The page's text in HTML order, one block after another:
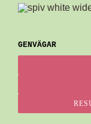
GENVÄGAR